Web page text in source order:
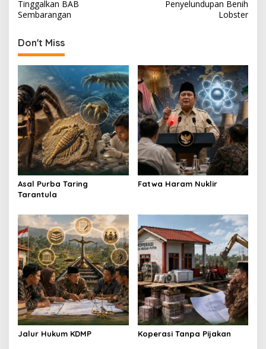
t
a
v
i
g
a
t
i
o
n
Tinggalkan BAB
Sembarangan
Penyelundupan Benih
Lobster
Don't Miss
Asal Purba Taring
Tarantula
Fatwa Haram Nuklir
Jalur Hukum KDMP Koperasi Tanpa Pijakan